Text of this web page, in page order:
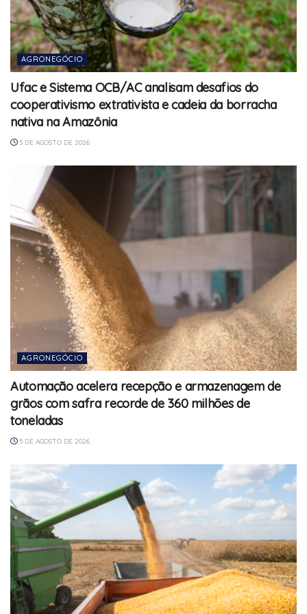
AGRONEGÓCIO
Ufac e Sistema OCB/AC analisam desafios do
cooperativismo extrativista e cadeia da borracha
nativa na Amazônia
5 DE AGOSTO DE 2026
AGRONEGÓCIO
Automação acelera recepção e armazenagem de
grãos com safra recorde de 360 milhões de
toneladas
5 DE AGOSTO DE 2026